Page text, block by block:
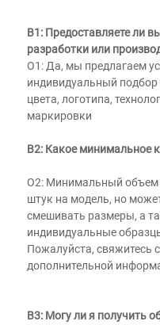
В1: Предоставляете ли
разработки или
О1: Да, мы предлагаем
индивидуальный подбор
цвета, логотипа,
маркировки
В2: Какое минимальное
О2: Минимальный объем
штук на модель, но
смешивать размеры, а
индивидуальные
Пожалуйста, свяжитесь
дополнительной
В3: Могу ли я получить